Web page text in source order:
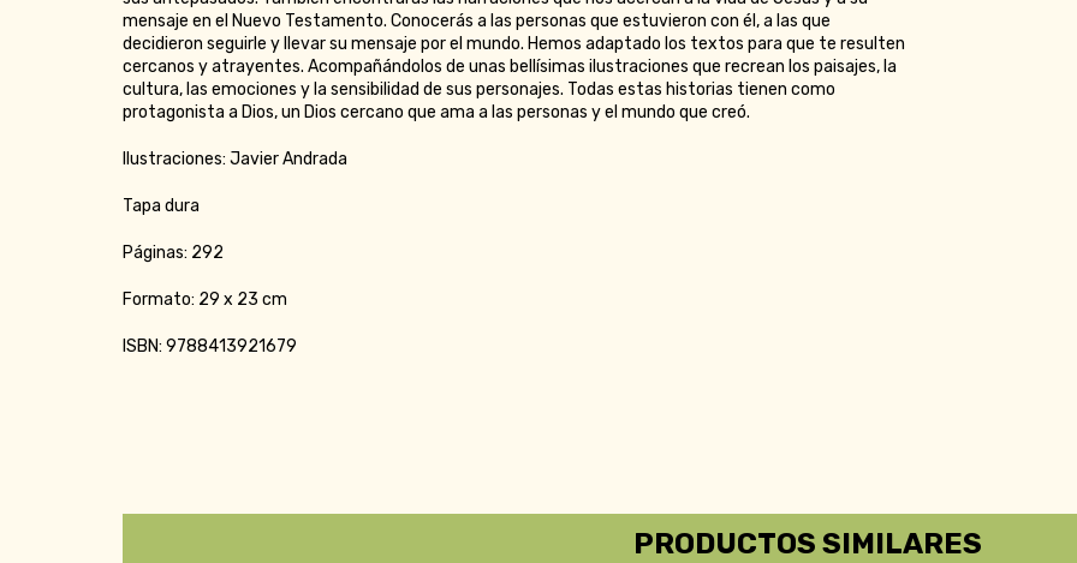
mensaje en el Nuevo Testamento. Conocerás a las personas que estuvieron con él, a las que
decidieron seguirle y llevar su mensaje por el mundo. Hemos adaptado los textos para que te resulten
cercanos y atrayentes. Acompañándolos de unas bellísimas ilustraciones que recrean los paisajes, la
cultura, las emociones y la sensibilidad de sus personajes. Todas estas historias tienen como
protagonista a Dios, un Dios cercano que ama a las personas y el mundo que creó.
Ilustraciones: Javier Andrada
Tapa dura
Páginas: 292
Formato: 29 x 23 cm
ISBN: 9788413921679
PRODUCTOS SIMILARES